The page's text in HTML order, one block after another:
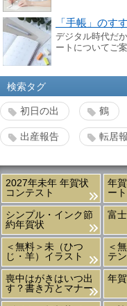
「手帳」のす
デジタル時代だ
ートについてご
検索タグ
初日の出 鶴
出産報告 転居
2027年未年 年賀状
コンテスト
年
ー
シンプル・インク節
約年賀状
富
＜無料＞未（ひつ
じ・羊）イラスト
＜
テ
喪中はがきはいつ出
す？書き方とマナー
年